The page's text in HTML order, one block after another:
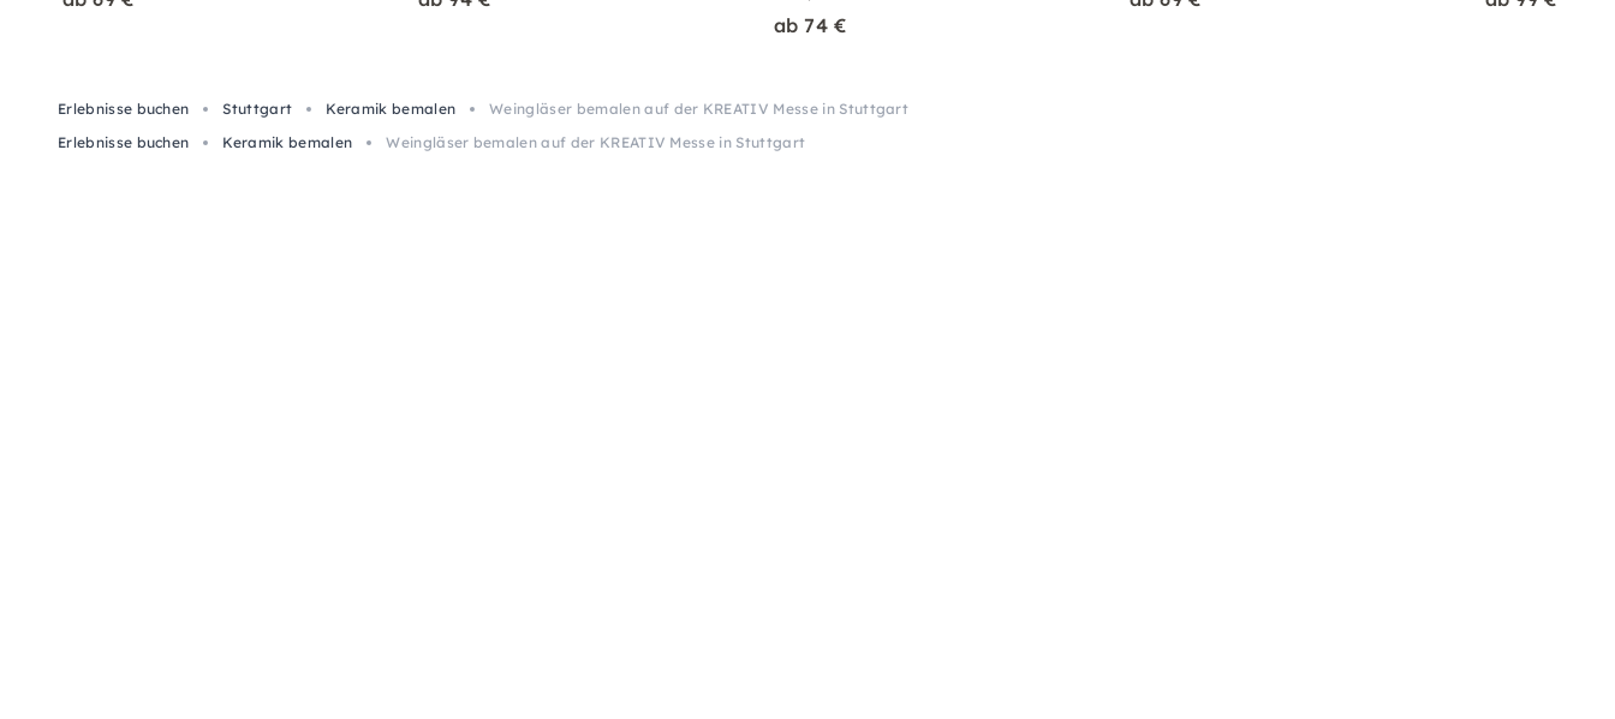
ab 74 €
Erlebnisse buchen Stuttgart Keramik bemalen
Weingläser bemalen auf der KREATIV Messe in Stuttgart
Erlebnisse buchen
Keramik bemalen Weingläser bemalen auf der KREATIV Messe in Stuttgart